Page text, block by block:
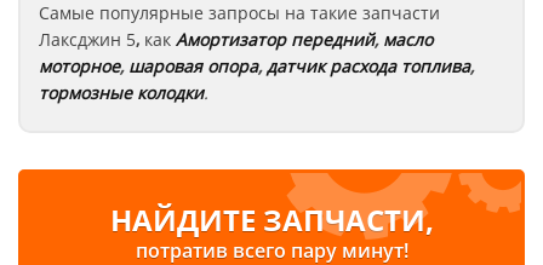
Самые популярные запросы на такие запчасти
Лаксджин 5, как Амортизатор передний, масло
моторное, шаровая опора,датчик расхода топлива,
тормозные колодки.
НАЙДИТЕ ЗАПЧАСТИ,
потратив всего пару минут!